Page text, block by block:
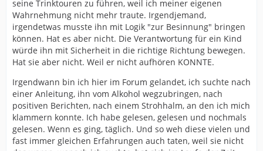
seine Trinktouren zu führen, weil ich meiner eigenen
Wahrnehmung nicht mehr traute. Irgendjemand,
irgendetwas musste ihn mit Logik "zur Besinnung" bringen
können. Hat es aber nicht. Die Verantwortung für ein Kind
würde ihn mit Sicherheit in die richtige Richtung bewegen.
Hat sie aber nicht. Weil er nicht aufhören KONNTE.
Irgendwann bin ich hier im Forum gelandet, ich suchte nach
einer Anleitung, ihn vom Alkohol wegzubringen, nach
positiven Berichten, nach einem Strohhalm, an den ich mich
klammern konnte. Ich habe gelesen, gelesen und nochmals
gelesen. Wenn es ging, täglich. Und so weh diese vielen und
fast immer gleichen Erfahrungen auch taten, weil sie nicht